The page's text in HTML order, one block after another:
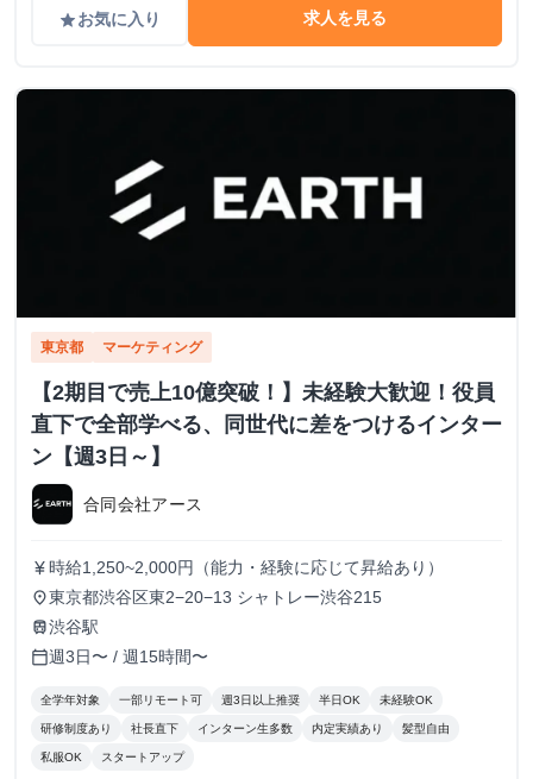
gradeお気に入り 求人を見る
東京都 マーケティング
【2期目で売上10億突破！】未経験大歓迎！役員
直下で全部学べる、同世代に差をつけるインター
ン【週3日～】
合同会社アース
currency_yen 時給1,250~2,000円（能力・経験に応じて昇給あり）
place東京都渋谷区東2−20−13 シャトレー渋谷215
train渋谷駅
calendar_today週3日〜 / 週15時間〜
全学年対象 一部リモート可 週3日以上推奨 半日OK 未経験OK
研修制度あり 社長直下 インターン生多数 内定実績あり 髪型自由
私服OK スタートアップ